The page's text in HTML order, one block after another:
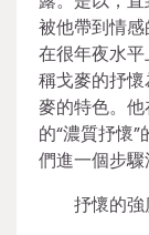
被他帶到情
在很年夜水
稱戈麥的抒
麥的特色。
的“濃質抒懷
們進一個步驟
抒懷的